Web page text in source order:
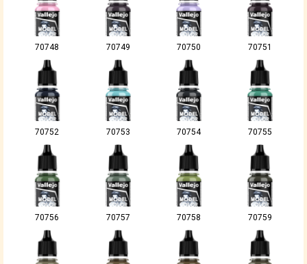
70748 70749 70750 70751
70752 70753 70754 70755
70756 70757 70758 70759